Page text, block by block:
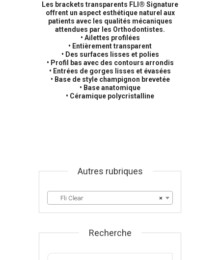
Les brackets transparents FLI® Signature
offrent un aspect esthétique naturel aux
patients avec les qualités mécaniques
attendues par les Orthodontistes.
• Ailettes profilées
• Entièrement transparent
• Des surfaces lisses et polies
• Profil bas avec des contours arrondis
• Entrées de gorges lisses et évasées
• Base de style champignon brevetée
• Base anatomique
• Céramique polycristalline
Autres rubriques
×
Fli Clear
Recherche